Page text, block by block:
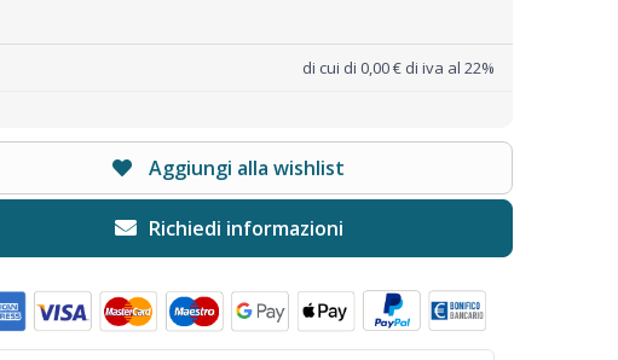
di cui di 0,00 € di iva al 22%
Aggiungi alla wishlist